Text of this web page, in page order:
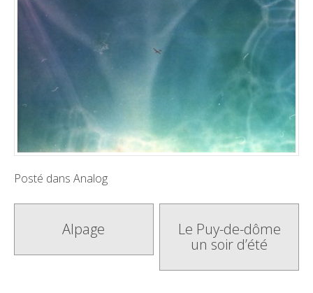
Posté dans Analog
Poste
navigation
Alpage
Le Puy-de-dôme
un soir d’été